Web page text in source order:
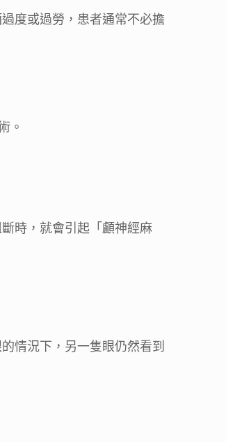
度或過勞，患者通常不必擔
。
時，就會引起「顱神經麻
情況下，另一隻眼仍然看到